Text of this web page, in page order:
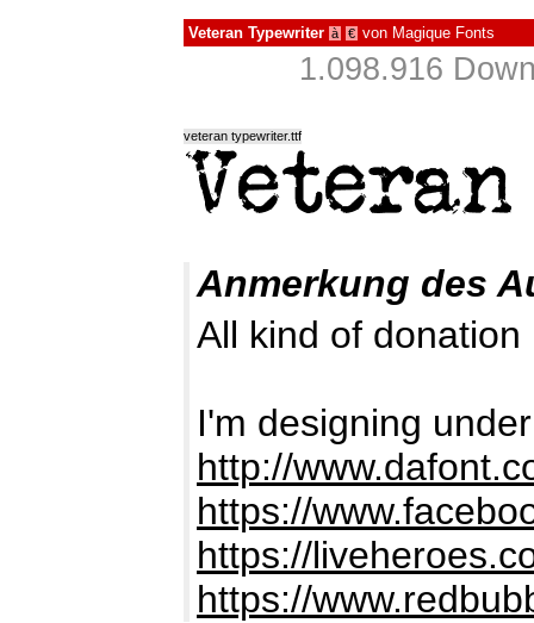
Veteran Typewriter à € von Magique Fonts
1.098.916
veteran typewriter.ttf
Anmerkung des
All kind of donation
I'm designing
http://
https://
https://
https://